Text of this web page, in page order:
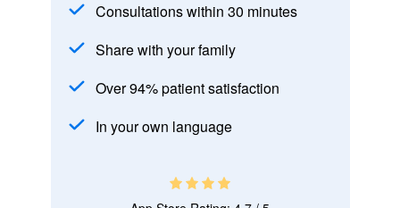
Consultations within 30 minutes
Share with your family
Over 94% patient satisfaction
In your own language